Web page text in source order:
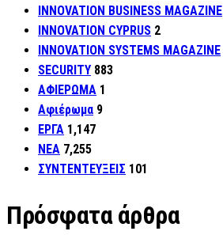
INNOVATION BUSINESS MAGAZINE
INNOVATION CYPRUS 2
INNOVATION SYSTEMS MAGAZINE
SECURITY 883
ΑΦΙΕΡΩΜΑ 1
Αφιέρωμα 9
ΕΡΓΑ 1,147
ΝΕΑ 7,255
ΣΥΝΤΕΝΤΕΥΞΕΙΣ 101
Πρόσφατα άρθρα